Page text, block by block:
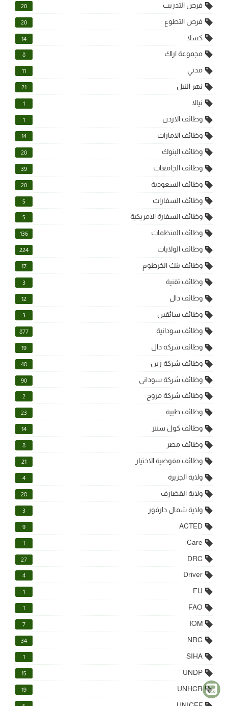
فرص التدريب 20
فرص التطوع 20
كسلا 14
مجموعة اراك 8
مدني 11
نهر النيل 21
نيالا 1
وظائف الاردن 1
وظائف الامارات 14
وظائف البنوك 20
وظائف الجامعات 39
وظائف السعودية 20
وظائف السفارات 5
وظائف السفارة الامريكية 5
وظائف المنظمات 136
وظائف الولايات 224
وظائف بنك الخرطوم 17
وظائف تقنية 3
وظائف دال 12
وظائف سائقين 3
وظائف سودانية 877
وظائف شركة دال 19
وظائف شركة زين 48
وظائف شركة سوداني 90
وظائف شركة مروج 2
وظائف طبية 23
وظائف كول سنتر 14
وظائف مصر 8
وظائف مفوضية الاختيار 21
ولاية الجزيرة 4
ولاية القضارف 28
ولاية شمال دارفور 3
ACTED
9
Care
1
DRC
27
Driver
4
EU
1
FAO
1
IOM
7
NRC
34
SIHA
1
UNDP
15
UNHCR
19